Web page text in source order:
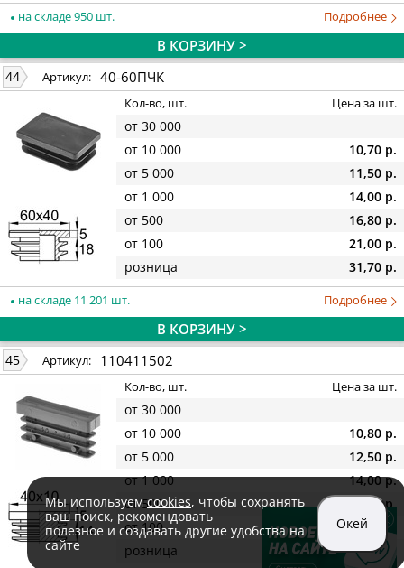
на складе 950 шт. Подробнее
В КОРЗИНУ >
44 Артикул: 40-60ПЧК
Кол-во, шт. Цена за шт.
от 30 000
от 10 000
10,70 р.
от 5 000
11,50 р.
от 1 000
14,00 р.
от 500
16,80 р.
от 100
21,00 р.
розница
31,70 р.
на складе 11 201 шт. Подробнее
В КОРЗИНУ >
45 Артикул: 110411502
Кол-во, шт. Цена за шт.
от 30 000
от 10 000
10,80 р.
от 5 000
12,50 р.
от 1 000
14,00 р.
от 500
17,40 р.
от 100
24,90 р.
розница
35,00 р.
Мы используемcookies, чтобы сохранять
ваш поиск, рекомендовать
полезное и создавать другие удобства на
сайте
Окей